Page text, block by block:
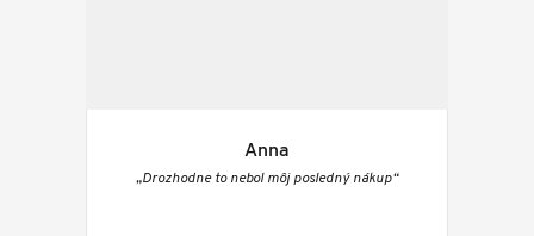
Anna
„Drozhodne to nebol môj posledný nákup“